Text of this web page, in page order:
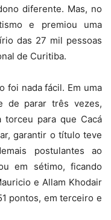
diferente. Mas, no
e premiou uma
das 27 mil pessoas
de Curitiba.
foi nada fácil. Em uma
de parar três vezes,
torceu para que Cacá
garantir o título teve
postulantes ao
em sétimo, ficando
e Allam Khodair
pontos, em terceiro e